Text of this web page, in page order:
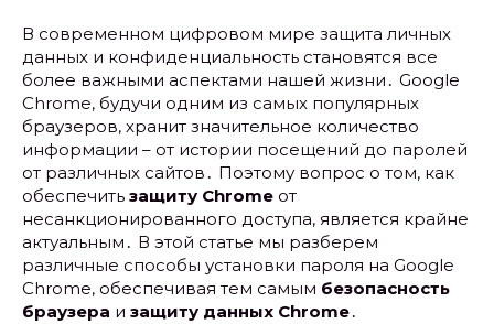
В современном цифровом мире защита личных
данных и конфиденциальность становятся все
более важными аспектами нашей жизни․ Google
Chrome, будучи одним из самых популярных
браузеров, хранит значительное количество
информации – от истории посещений до паролей
от различных сайтов․ Поэтому вопрос о том, как
обеспечить защиту Chrome от
несанкционированного доступа, является крайне
актуальным․ В этой статье мы разберем
различные способы установки пароля на Google
Chrome, обеспечивая тем самым безопасность
браузера и защиту данных Chrome․